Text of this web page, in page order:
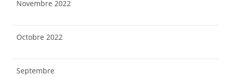
Novembre 2022
Octobre 2022
Septembre